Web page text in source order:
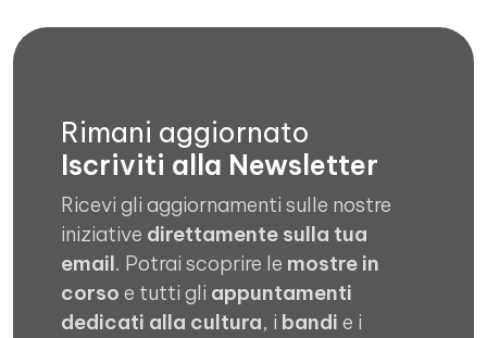
Rimani aggiornato
Iscriviti alla Newsletter
Ricevi gli aggiornamenti sulle nostre
iniziative direttamente sulla tua
email. Potrai scoprire le mostre in
corso e tutti gli appuntamenti
dedicati alla cultura, i bandi e i